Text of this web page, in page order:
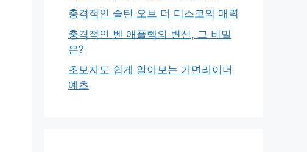
충격적인 술탄 오브 더 디스코의 매력
충격적인 벤 애플렉의 변신, 그 비밀
은?
초보자도 쉽게 알아보는 가면라이더
예츠